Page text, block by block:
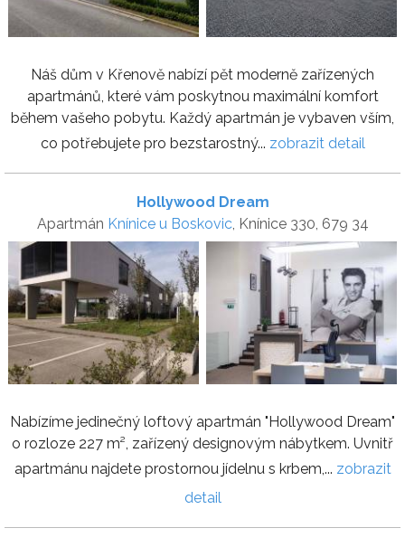
Náš dům v Křenově nabízí pět moderně zařízených
apartmánů, které vám poskytnou maximální komfort
během vašeho pobytu. Každý apartmán je vybaven vším,
co potřebujete pro bezstarostný... zobrazit detail
Hollywood Dream
Apartmán Knínice u Boskovic, Knínice 330, 679 34
Nabízíme jedinečný loftový apartmán "Hollywood Dream"
o rozloze 227 m², zařízený designovým nábytkem. Uvnitř
apartmánu najdete prostornou jídelnu s krbem,... zobrazit
detail